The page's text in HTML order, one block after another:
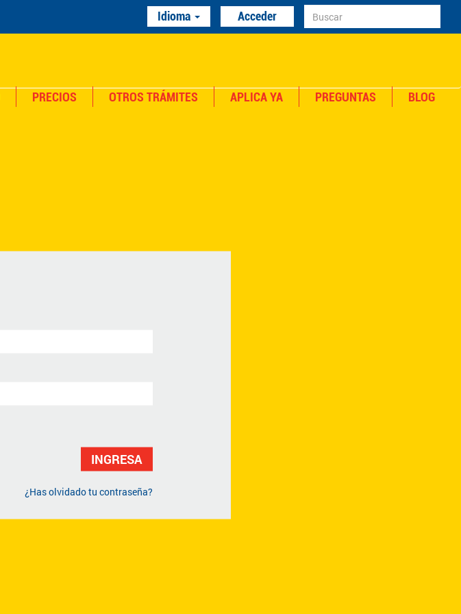
Acceder
Idioma
PRECIOS OTROS TRÁMITES APLICA YA PREGUNTAS BLOG
INGRESA
¿Has olvidado tu contraseña?